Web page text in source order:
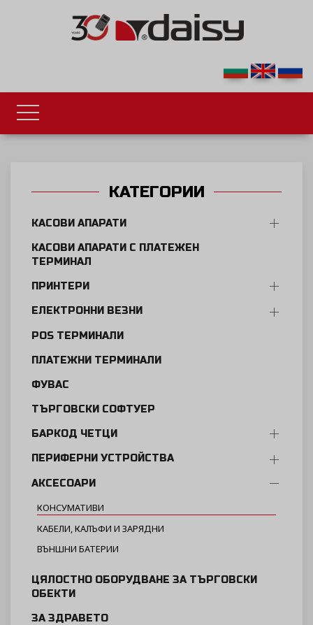
КАТЕГОРИИ
КАСОВИ АПАРАТИ
КАСОВИ АПАРАТИ С ПЛАТЕЖЕН
ТЕРМИНАЛ
ПРИНТЕРИ
ЕЛЕКТРОННИ ВЕЗНИ
POS ТЕРМИНАЛИ
ПЛАТЕЖНИ ТЕРМИНАЛИ
ФУВАС
ТЪРГОВСКИ СОФТУЕР
БАРКОД ЧЕТЦИ
ПЕРИФЕРНИ УСТРОЙСТВА
АКСЕСОАРИ
КОНСУМАТИВИ
КАБЕЛИ, КАЛЪФИ И ЗАРЯДНИ
ВЪНШНИ БАТЕРИИ
ЦЯЛОСТНО ОБОРУДВАНЕ ЗА ТЪРГОВСКИ
ОБЕКТИ
ЗА ЗДРАВЕТО